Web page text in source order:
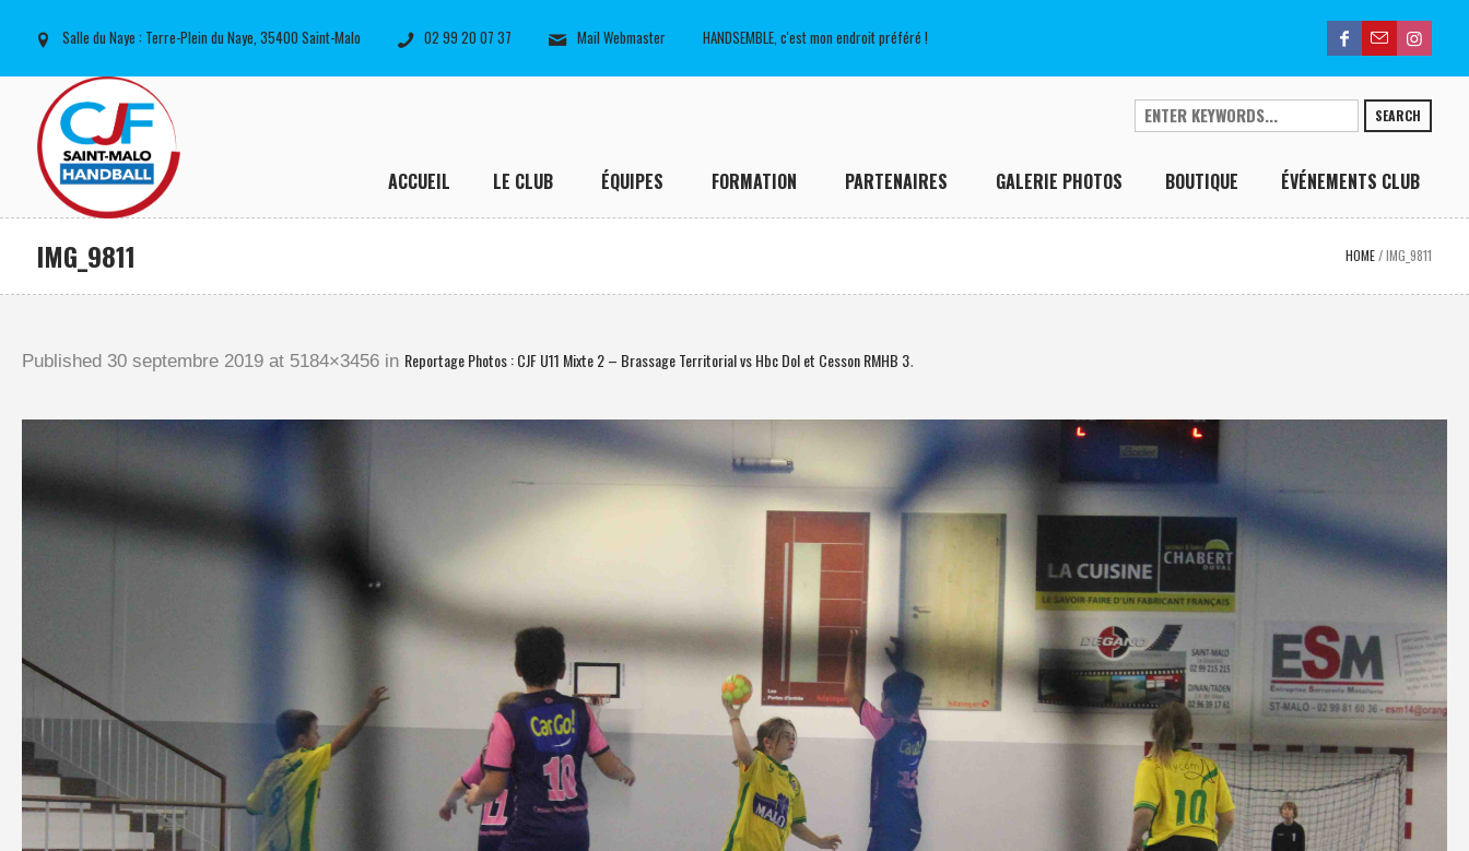
Salle du Naye : Terre-Plein du Naye, 35400 Saint-Malo 02 99 20 07 37 Mail Webmaster HANDSEMBLE, c'est mon endroit préféré !
SEARCH
ACCUEIL LE CLUB ÉQUIPES FORMATION PARTENAIRES GALERIE PHOTOS BOUTIQUE ÉVÉNEMENTS CLUB
IMG_9811 HOME /IMG_9811
Published 30 septembre 2019 at 5184×3456 in Reportage Photos : CJF U11 Mixte 2 – Brassage Territorial vs Hbc Dol et Cesson RMHB 3.